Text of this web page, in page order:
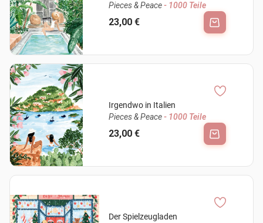
Pieces & Peace- 1000 Teile
23,00 €
Irgendwo in Italien
Pieces & Peace- 1000 Teile
23,00 €
Der Spielzeugladen